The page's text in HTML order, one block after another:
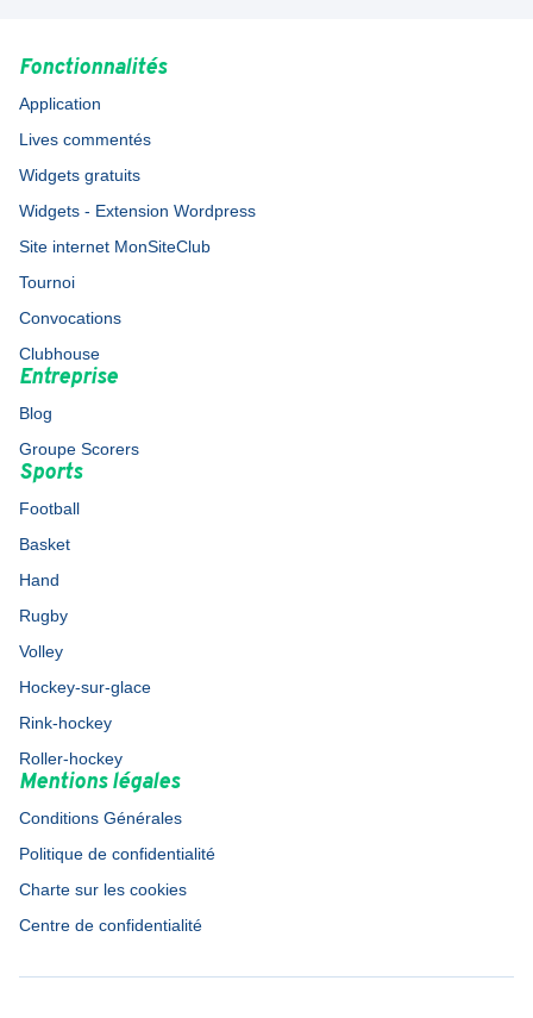
Fonctionnalités
Application
Lives commentés
Widgets gratuits
Widgets - Extension Wordpress
Site internet MonSiteClub
Tournoi
Convocations
Clubhouse
Entreprise
Blog
Groupe Scorers
Sports
Football
Basket
Hand
Rugby
Volley
Hockey-sur-glace
Rink-hockey
Roller-hockey
Mentions légales
Conditions Générales
Politique de confidentialité
Charte sur les cookies
Centre de confidentialité